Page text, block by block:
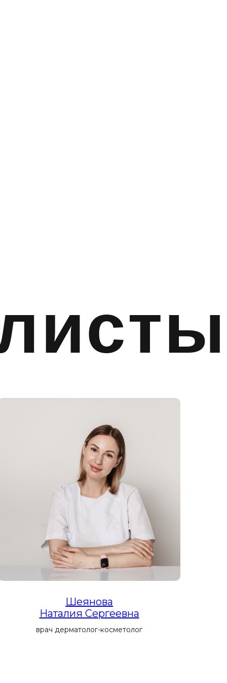
Шеянова
Наталия Сергеевна
врач дерматолог-косметолог